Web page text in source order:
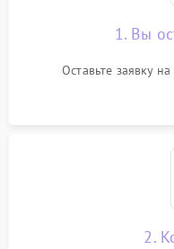
1. Вы
Оставьте заявку
2.